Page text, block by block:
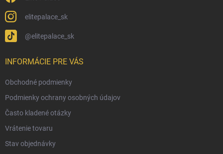
elitepalace_sk
@elitepalace_sk
INFORMÁCIE PRE VÁS
Obchodné podmienky
Podmienky ochrany osobných údajov
Často kladené otázky
Vrátenie tovaru
Stav objednávky